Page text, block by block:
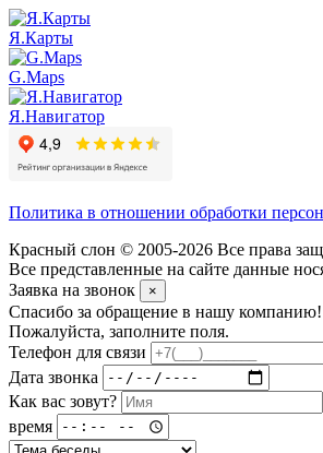
Я.Карты
G.Maps
Я.Навигатор
Политика в отношении обработки
Красный слон © 2005-2026 Все права
Все представленные на сайте данные
Заявка на звонок
×
Спасибо за обращение в нашу компанию!
Пожалуйста, заполните поля.
Телефон для связи
Дата звонка
Как вас зовут?
время